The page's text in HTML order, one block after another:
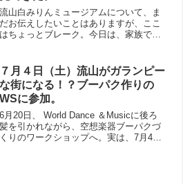
流山白みりんミュージアムについて、ま
だお伝えしたいことはありますが、ここ
はちょっとブレーク。今日は、家族で、
家は、縄文好きで、民藝好き。最近は、
受験だなんだと行けてい...
７月４日（土）流山がガランピー
な街になる！？ブーパク作りの
WSに参加。
6月20日、 World Dance ＆Musicに後ろ
髪を引かれながら、空想楽器ブーパクづ
くりのワークショップへ。実は、7月4日